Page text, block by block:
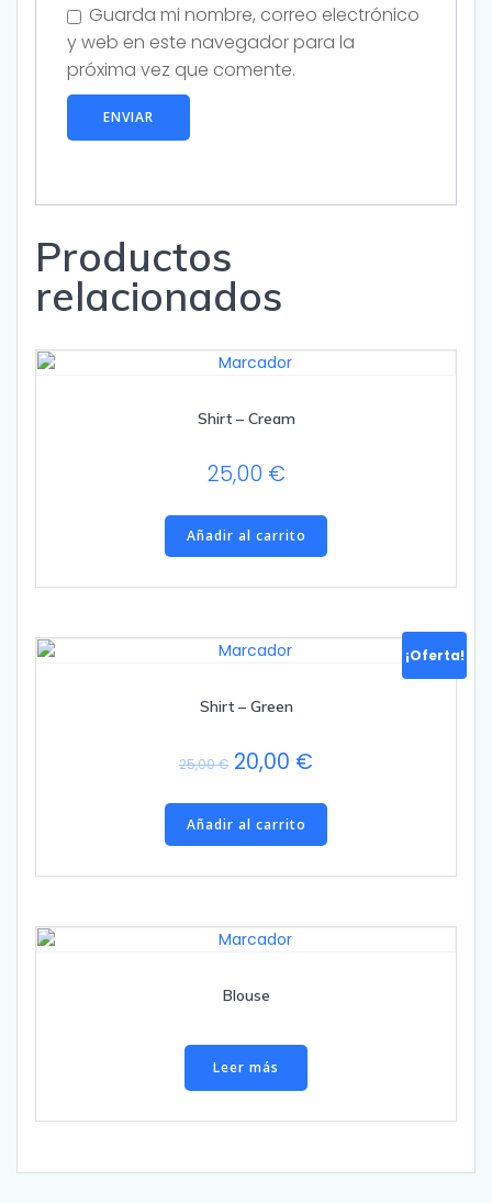
Guarda mi nombre, correo electrónico
y web en este navegador para la
próxima vez que comente.
Productos
relacionados
Shirt – Cream
25,00 €
Añadir al carrito
¡Oferta!
Shirt – Green
25,00€ El
original
era:
25,00 €.
20,00 €
es:
20,00 €.
Añadir al carrito
Blouse
Leer más